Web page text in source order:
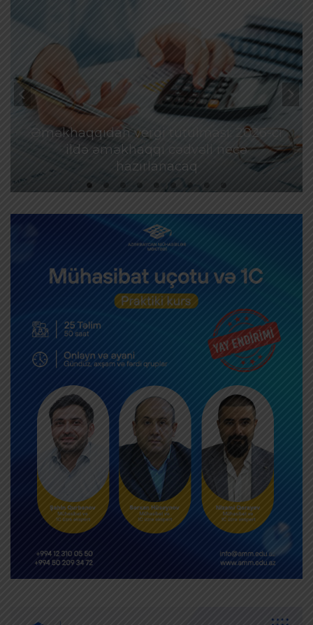
Əməkhaqqıdan vergi tutulması: 2026-cı
ildə əməkhaqqı cədvəli necə
hazırlanacaq